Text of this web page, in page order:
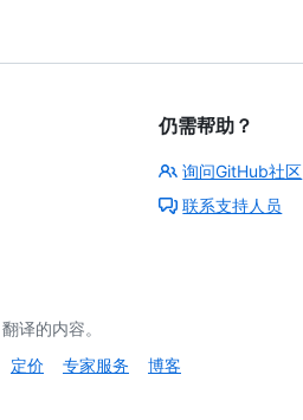
仍需帮助？
询问GitHub社区
联系支持人员
译的内容。
定价 专家服务 博客